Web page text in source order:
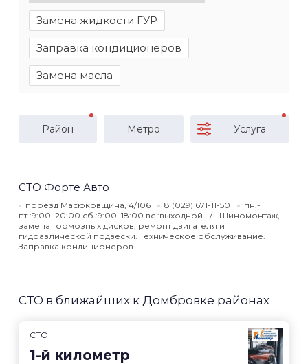
Замена жидкости ГУР
Заправка кондиционеров
Замена масла
Район Метро Услуга
СТО Форте Авто
проезд Масюковщина, 4/106 8 (029) 671-11-50
пн.-
пт.:9:00–20:00 сб.:9:00–18:00 вс.:выходной
Шиномонтаж,
замена тормозных дисков, ремонт двигателя и
гидравлической подвески. Техническое обслуживание.
Заправка кондиционеров.
СТО в ближайших к Домбровке районах
СТО
1-й километр